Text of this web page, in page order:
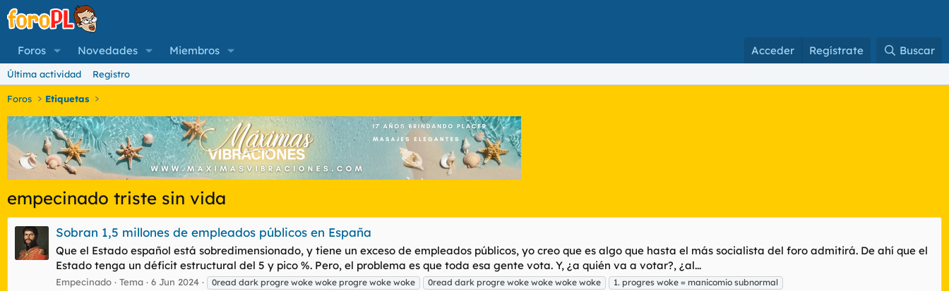
Foros Novedades Miembros Acceder Regístrate Buscar
Última actividad Registro
Foros Etiquetas
empecinado triste sin vida
Sobran 1,5 millones de empleados públicos en España
Que el Estado español está sobredimensionado, y tiene un exceso de empleados públicos, yo creo que es algo que hasta el más socialista del foro admitirá. De ahí que el
Estado tenga un déficit estructural del 5 y pico %. Pero, el problema es que toda esa gente vota. Y, ¿a quién va a votar?, ¿al...
Empecinado Tema 6 Jun 2024 0read dark progre woke woke progre woke woke 0read dark progre woke woke woke woke
1. progres woke = manicomio subnormal